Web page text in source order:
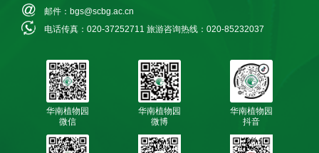
邮件：bgs@scbg.ac.cn
电话传真：020-37252711 旅游咨询热线：020-85232037
华南植物园
微信
华南植物园
微博
华南植物园
抖音